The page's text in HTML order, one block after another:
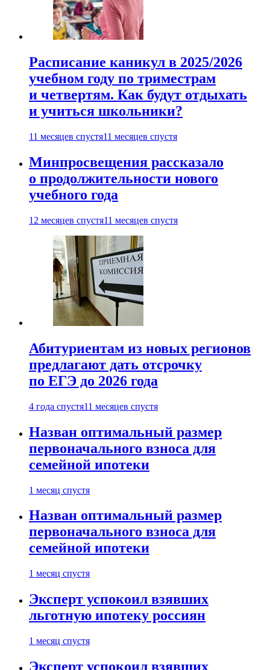
Расписание каникул в 2025/2026
учебном году по триместрам
и четвертям. Как будут отдыхать
и учиться школьники?
11 месяцев спустя11 месяцев спустя
Минпросвещения рассказало
о продолжительности нового
учебного года
12 месяцев спустя11 месяцев спустя
Абитуриентам из новых регионов
предлагают дать отсрочку
по ЕГЭ до 2026 года
4 года спустя11 месяцев спустя
Назван оптимальный размер
первоначального взноса для
семейной ипотеки
1 месяц спустя
Назван оптимальный размер
первоначального взноса для
семейной ипотеки
1 месяц спустя
Эксперт успокоил взявших
льготную ипотеку россиян
1 месяц спустя
Эксперт успокоил взявших